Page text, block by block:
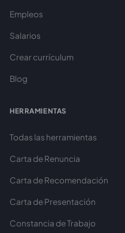
Empleos
Salarios
Crear currículum
Blog
HERRAMIENTAS
Todas las herramientas
Carta de Renuncia
Carta de Recomendación
Carta de Presentación
Constancia de Trabajo